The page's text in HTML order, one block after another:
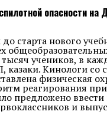
опасности на
старта нового
учеников, в
Кинологи
физическая
реагирования
предложено
и